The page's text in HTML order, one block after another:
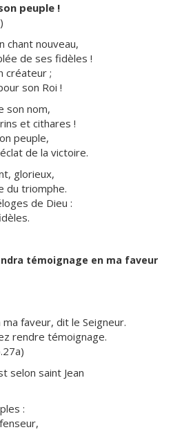
peuple !
chant nouveau,
de ses fidèles !
créateur ;
son Roi !
son nom,
et cithares !
peuple,
de la victoire.
glorieux,
du triomphe.
de Dieu :
témoignage en ma faveur
faveur, dit le Seigneur.
rendre témoignage.
selon saint Jean
: